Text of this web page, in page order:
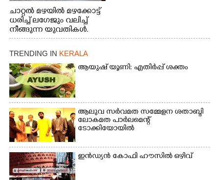
ചാറ്റൽ മഴയിൽ മഴക്കോട്ട്
ധരിച്ച് ലഗേജും വലിച്ച്
നീങ്ങുന്ന യുവതികൾ.
എറണാകുളം മേനകയിൽ
നിന്നുള്ള കാഴ്ച
TRENDING IN KERALA
ആയുഷ് യൂണി: എതിർപ്പ് ശക്തം
ആലുവ സർവമത സമ്മേളന ശതാബ്ദി
ലോകമത പാർലമെന്റ്
ടോക്കിയോയിൽ
ഇൻഡ്യൻ കോഫി ഹൗസിൽ ഒഴിവ്